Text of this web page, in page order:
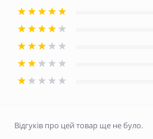
Відгуків про цей товар ще не було.